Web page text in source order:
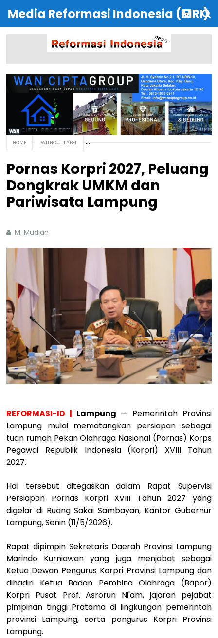
Media Reformasi Indonesia (MRI)
HOME WITHOUT LABEL
Pornas Korpri 2027, Peluang
Dongkrak UMKM dan
Pariwisata Lampung
M. Mudian
REFORMASI-ID | Lampung — Pemerintah Provinsi
Lampung mulai mematangkan persiapan sebagai
tuan rumah Pekan Olahraga Nasional (Pornas) Korps
Pegawai Republik Indonesia (Korpri) XVIII Tahun
2027.
Hal tersebut ditegaskan dalam Rapat Supervisi
Persiapan Pornas Korpri XVIII Tahun 2027 yang
digelar di Ruang Sakai Sambayan, Kantor Gubernur
Lampung, Senin (11/5/2026).
Rapat dipimpin Sekretaris Daerah Provinsi Lampung
Marindo Kurniawan yang juga menjabat sebagai
Ketua Dewan Pengurus Korpri Provinsi Lampung dan
dihadiri Ketua Badan Pembina Olahraga (Bapor)
Korpri Pusat Prof. Asrorun Ni'am, jajaran pejabat
pimpinan tinggi Pratama di lingkungan pemerintah
provinsi Lampung, serta pengurus Korpri Provinsi
Lampung.